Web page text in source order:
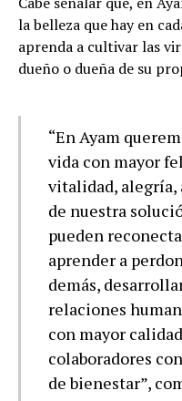
la belleza que hay en
aprenda a cultivar las
dueño o dueña de su
“En Ayam
vida con mayor
vitalidad, alegría,
de nuestra
pueden
aprender a
demás,
relaciones
con mayor
colaboradores
de bienestar”,